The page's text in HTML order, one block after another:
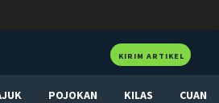
KIRIM ARTIKEL
POJOKAN KILAS CUAN